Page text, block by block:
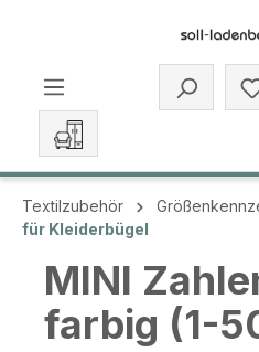
Textilzubehör
für Kleiderbügel
MINI
farbig (1-